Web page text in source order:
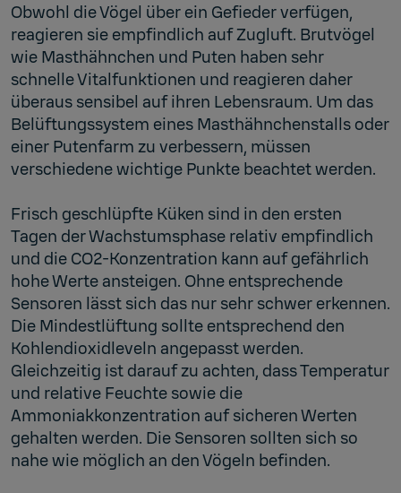
Obwohl die Vögel über ein Gefieder verfügen,
reagieren sie empfindlich auf Zugluft. Brutvögel
wie Masthähnchen und Puten haben sehr
schnelle Vitalfunktionen und reagieren daher
überaus sensibel auf ihren Lebensraum. Um das
Belüftungssystem eines Masthähnchenstalls oder
einer Putenfarm zu verbessern, müssen
verschiedene wichtige Punkte beachtet werden.
Frisch geschlüpfte Küken sind in den ersten
Tagen der Wachstumsphase relativ empfindlich
und die CO2-Konzentration kann auf gefährlich
hohe Werte ansteigen. Ohne entsprechende
Sensoren lässt sich das nur sehr schwer erkennen.
Die Mindestlüftung sollte entsprechend den
Kohlendioxidleveln angepasst werden.
Gleichzeitig ist darauf zu achten, dass Temperatur
und relative Feuchte sowie die
Ammoniakkonzentration auf sicheren Werten
gehalten werden. Die Sensoren sollten sich so
nahe wie möglich an den Vögeln befinden.